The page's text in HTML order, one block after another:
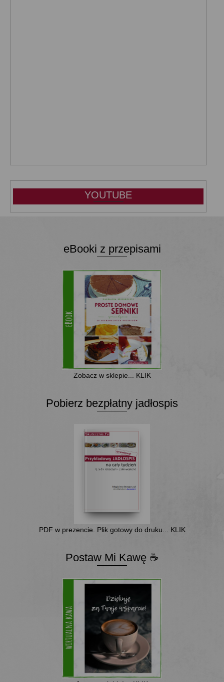
YOUTUBE
eBooki z przepisami
Zobacz w sklepie... KLIK
Pobierz bezpłatny jadłospis
PDF w prezencie. Plik gotowy do druku... KLIK
Postaw Mi Kawę ☕